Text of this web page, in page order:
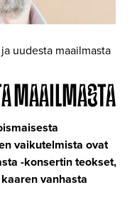
uudesta maailmasta
MAAILMASTA
vaikutelmista ovat
-konsertin teokset,
vanhasta